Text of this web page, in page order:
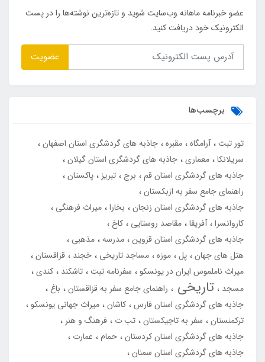
عضو خبرنامه ماهانه وب‌سایت شوید و تازه‌ترین نوشته‌ها را در پست
الکترونیک خود دریافت کنید.
عضویت
برچسب‌ها
تور تبت آرامگاه مقبره جاذبه های گردشگری استان اصفهان
سریلانکا معماری جاذبه های گردشگری استان گیلان
جاذبه های گردشگری استان قم
برج تبریز
پاکستان
راهنمای جامع سفر به ازبکستان
جاذبه های گردشگری استان زنجان
بخارا میراث فرهنگی
کاروانسرا آفریقا مقاصد روستایی
کاخ
جاذبه های گردشگری استان قزوین مدرسه مذهبی
هتل های جهان پل موزه مساجد تاریخی خجند
قزاقستان
میراث ناملموس ایران در یونسکو
سفرنامه تبت تاشکند
کندی
مسجد
تاریخی راهنمای جامع سفر به قزاقستان
باغ
جاذبه های گردشگری استان فارس کاشان میراث جهانی یونسکو
ترکمنستان
سفر به تاجیکستان تب ت
فرهنگ و هنر
جاذبه های گردشگری استان کردستان حمام
عمارت
جاذبه های گردشگری استان سمنان